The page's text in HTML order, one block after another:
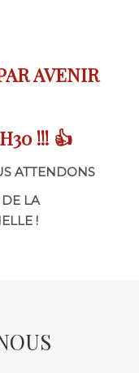
AVENIR
!!! 👍
LA
!